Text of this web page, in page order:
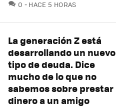
0 COMENTARIOS
HACE 5 HORAS
La generación Z está
desarrollando un nuevo
tipo de deuda. Dice
mucho de lo que no
sabemos sobre prestar
dinero a un amigo